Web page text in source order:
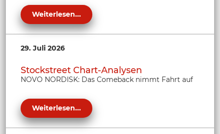
Weiterlesen...
29. Juli 2026
Stockstreet Chart-Analysen
NOVO NORDISK: Das Comeback nimmt Fahrt auf
Weiterlesen...